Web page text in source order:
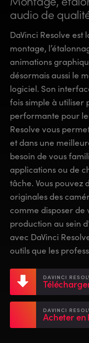
Fusion
Fairlight
Collaboration
Clavier
Panneaux
Consoles
Studio
Formation
Finland
France
Germany
Hong Kong SAR,
Italy
Korea
Mexico
Malaysia
Netherlands
New Zealand
Norway
Poland
Portugal
Finland
France
Germany
Hong Kong SAR,
Italy
Korea
Mexico
Malaysia
Netherlands
New Zealand
Norway
Poland
Portugal
audio de
DaVinci Resolve est
montage,
animations
désormais aussi le
logiciel. Son
fois simple à utiliser
performante pour
Resolve vous
et dans une
besoin de vous
applications ou de
tâche. Vous pouvez
originales des
comme disposer
production au sein
avec DaVinci
outils que les
DAVINCI
DAVINCI
Acheter